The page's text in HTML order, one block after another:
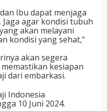
Ibu dapat menjaga
agar kondisi tubuh
akan melayani
kondisi yang sehat,”
akan segera
kesiapan
dari embarkasi.
Indonesia
10 Juni 2024.